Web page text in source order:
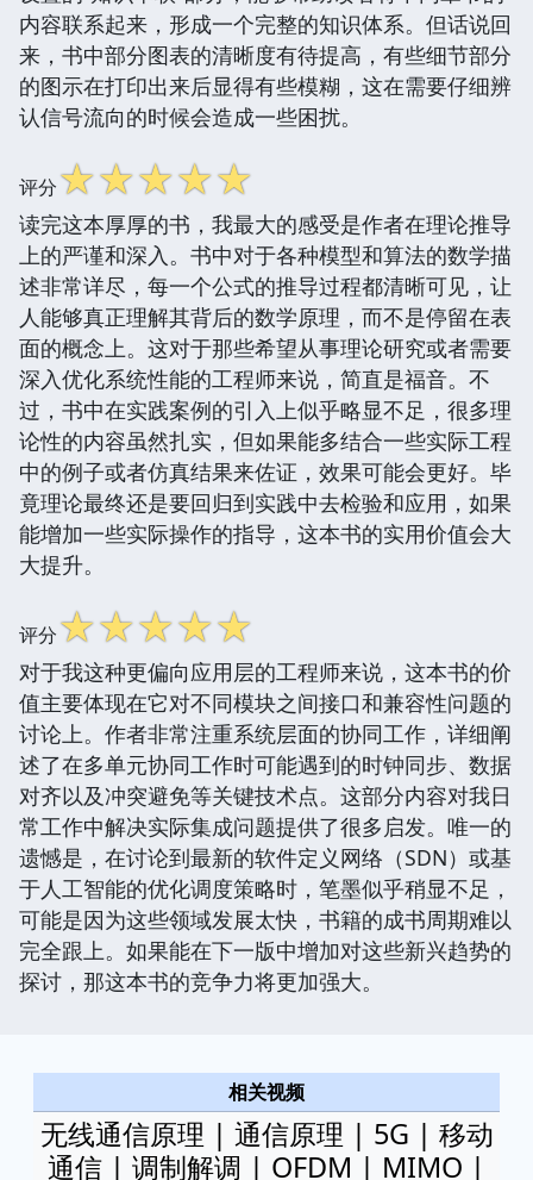
内容联系起来，形成一个完整的知识体系。但话说回
来，书中部分图表的清晰度有待提高，有些细节部分
的图示在打印出来后显得有些模糊，这在需要仔细辨
认信号流向的时候会造成一些困扰。
评分☆☆☆☆☆
读完这本厚厚的书，我最大的感受是作者在理论推导
上的严谨和深入。书中对于各种模型和算法的数学描
述非常详尽，每一个公式的推导过程都清晰可见，让
人能够真正理解其背后的数学原理，而不是停留在表
面的概念上。这对于那些希望从事理论研究或者需要
深入优化系统性能的工程师来说，简直是福音。不
过，书中在实践案例的引入上似乎略显不足，很多理
论性的内容虽然扎实，但如果能多结合一些实际工程
中的例子或者仿真结果来佐证，效果可能会更好。毕
竟理论最终还是要回归到实践中去检验和应用，如果
能增加一些实际操作的指导，这本书的实用价值会大
大提升。
评分☆☆☆☆☆
对于我这种更偏向应用层的工程师来说，这本书的价
值主要体现在它对不同模块之间接口和兼容性问题的
讨论上。作者非常注重系统层面的协同工作，详细阐
述了在多单元协同工作时可能遇到的时钟同步、数据
对齐以及冲突避免等关键技术点。这部分内容对我日
常工作中解决实际集成问题提供了很多启发。唯一的
遗憾是，在讨论到最新的软件定义网络（SDN）或基
于人工智能的优化调度策略时，笔墨似乎稍显不足，
可能是因为这些领域发展太快，书籍的成书周期难以
完全跟上。如果能在下一版中增加对这些新兴趋势的
探讨，那这本书的竞争力将更加强大。
相关视频
无线通信原理 | 通信原理 | 5G | 移动
通信 | 调制解调 | OFDM | MIMO |